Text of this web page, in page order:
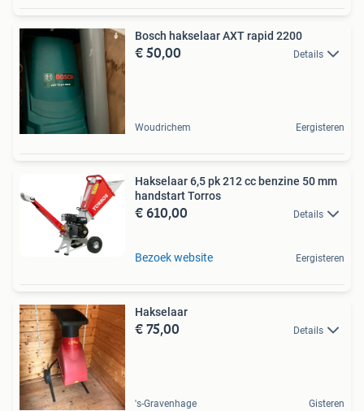
Bosch hakselaar AXT rapid 2200
€ 50,00 Details
Woudrichem Eergisteren
Hakselaar 6,5 pk 212 cc benzine 50 mm
handstart Torros
€ 610,00 Details
Bezoek website Eergisteren
Hakselaar
€ 75,00 Details
's-Gravenhage Gisteren